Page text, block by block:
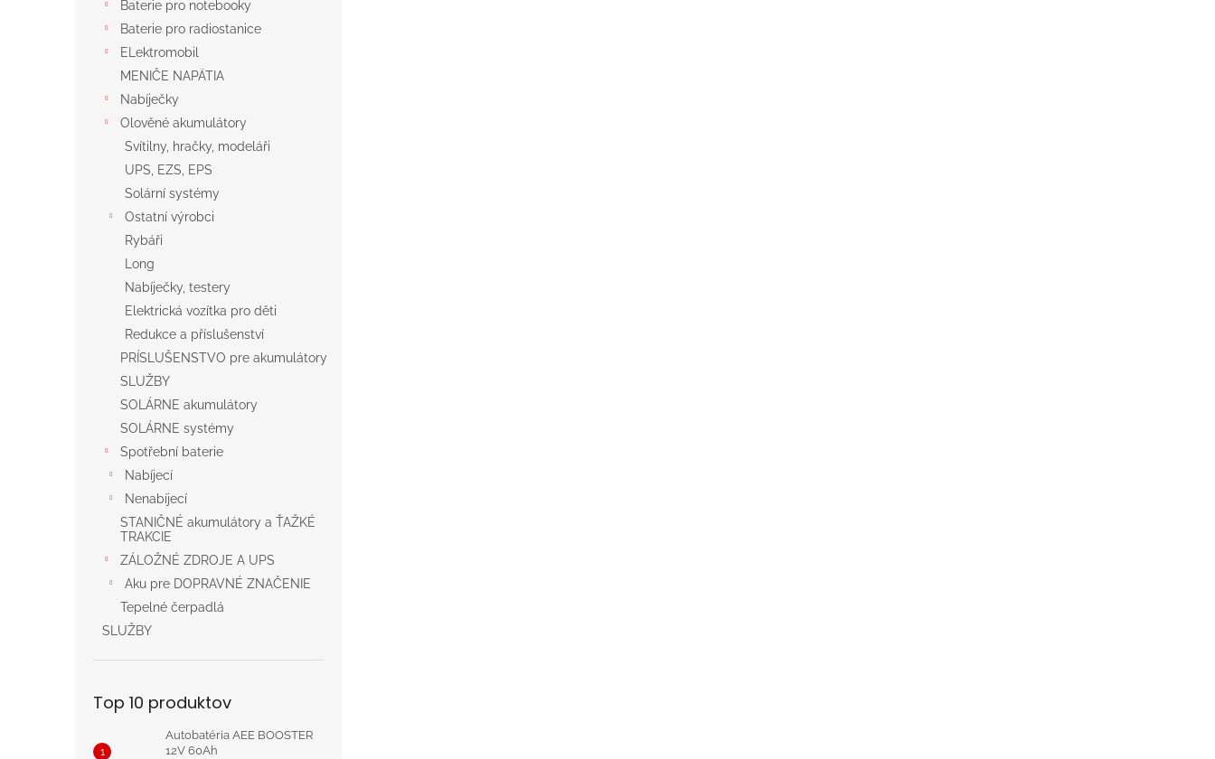
Baterie pro notebooky
Baterie pro radiostanice
ELektromobil
MENIČE NAPÄTIA
Nabíječky
Olověné akumulátory
Svítilny, hračky, modeláři
UPS, EZS, EPS
Solární systémy
Ostatní výrobci
Rybáři
Long
Nabíječky, testery
Elektrická vozítka pro děti
Redukce a příslušenství
PRÍSLUŠENSTVO pre akumulátory
SLUŽBY
SOLÁRNE akumulátory
SOLÁRNE systémy
Spotřební baterie
Nabíjecí
Nenabíjecí
STANIČNÉ akumulátory a ŤAŽKÉ
TRAKCIE
ZÁLOŽNÉ ZDROJE A UPS
Aku pre DOPRAVNÉ ZNAČENIE
Tepelné čerpadlá
SLUŽBY
Top 10 produktov
Autobatéria AEE BOOSTER
12V 60Ah